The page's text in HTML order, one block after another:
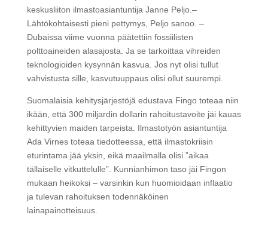
keskusliiton ilmastoasiantuntija Janne Peljo.–
Lähtökohtaisesti pieni pettymys, Peljo sanoo. –
Dubaissa viime vuonna päätettiin fossiilisten
polttoaineiden alasajosta. Ja se tarkoittaa vihreiden
teknologioiden kysynnän kasvua. Jos nyt olisi tullut
vahvistusta sille, kasvutuuppaus olisi ollut suurempi.
Suomalaisia kehitysjärjestöjä edustava Fingo toteaa niin
ikään, että 300 miljardin dollarin rahoitustavoite jäi kauas
kehittyvien maiden tarpeista. Ilmastotyön asiantuntija
Ada Virnes toteaa tiedotteessa, että ilmastokriisin
eturintama jää yksin, eikä maailmalla olisi ”aikaa
tällaiselle vitkuttelulle”. Kunnianhimon taso jäi Fingon
mukaan heikoksi – varsinkin kun huomioidaan inflaatio
ja tulevan rahoituksen todennäköinen
lainapainotteisuus.